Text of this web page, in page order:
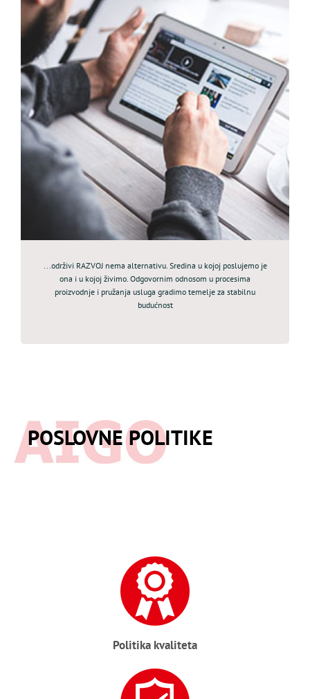
...održivi RAZVOJ nema alternativu. Sredina u kojoj poslujemo je
ona i u kojoj živimo. Odgovornim odnosom u procesima
proizvodnje i pružanja usluga gradimo temelje za stabilnu
budućnost
POSLOVNE POLITIKE
Politika kvaliteta